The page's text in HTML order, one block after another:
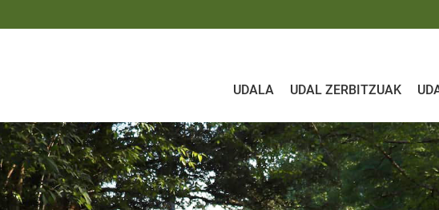
UDALA UDAL ZERBITZUAK
Udalera